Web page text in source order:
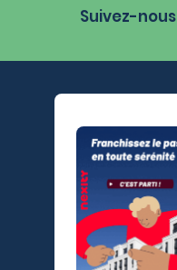
Suivez-nous